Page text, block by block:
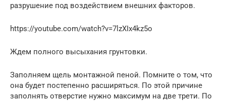
разрушение под воздействием внешних факторов.
https://youtube.com/watch?v=7lzXIx4kz5o
Ждем полного высыхания грунтовки.
Заполняем щель монтажной пеной. Помните о том, что
она будет постепенно расширяться. По этой причине
заполнять отверстие нужно максимум на две трети. По